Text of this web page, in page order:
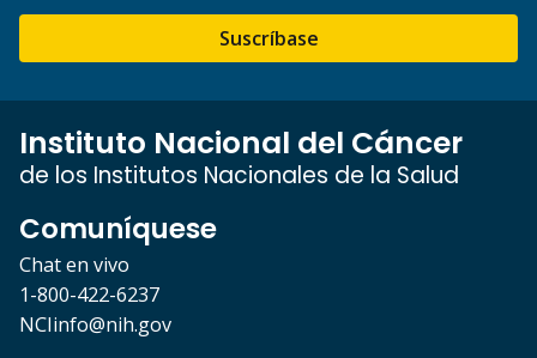
Suscríbase
Instituto Nacional del Cáncer
de los Institutos Nacionales de la Salud
Comuníquese
Chat en vivo
1-800-422-6237
NCIinfo@nih.gov